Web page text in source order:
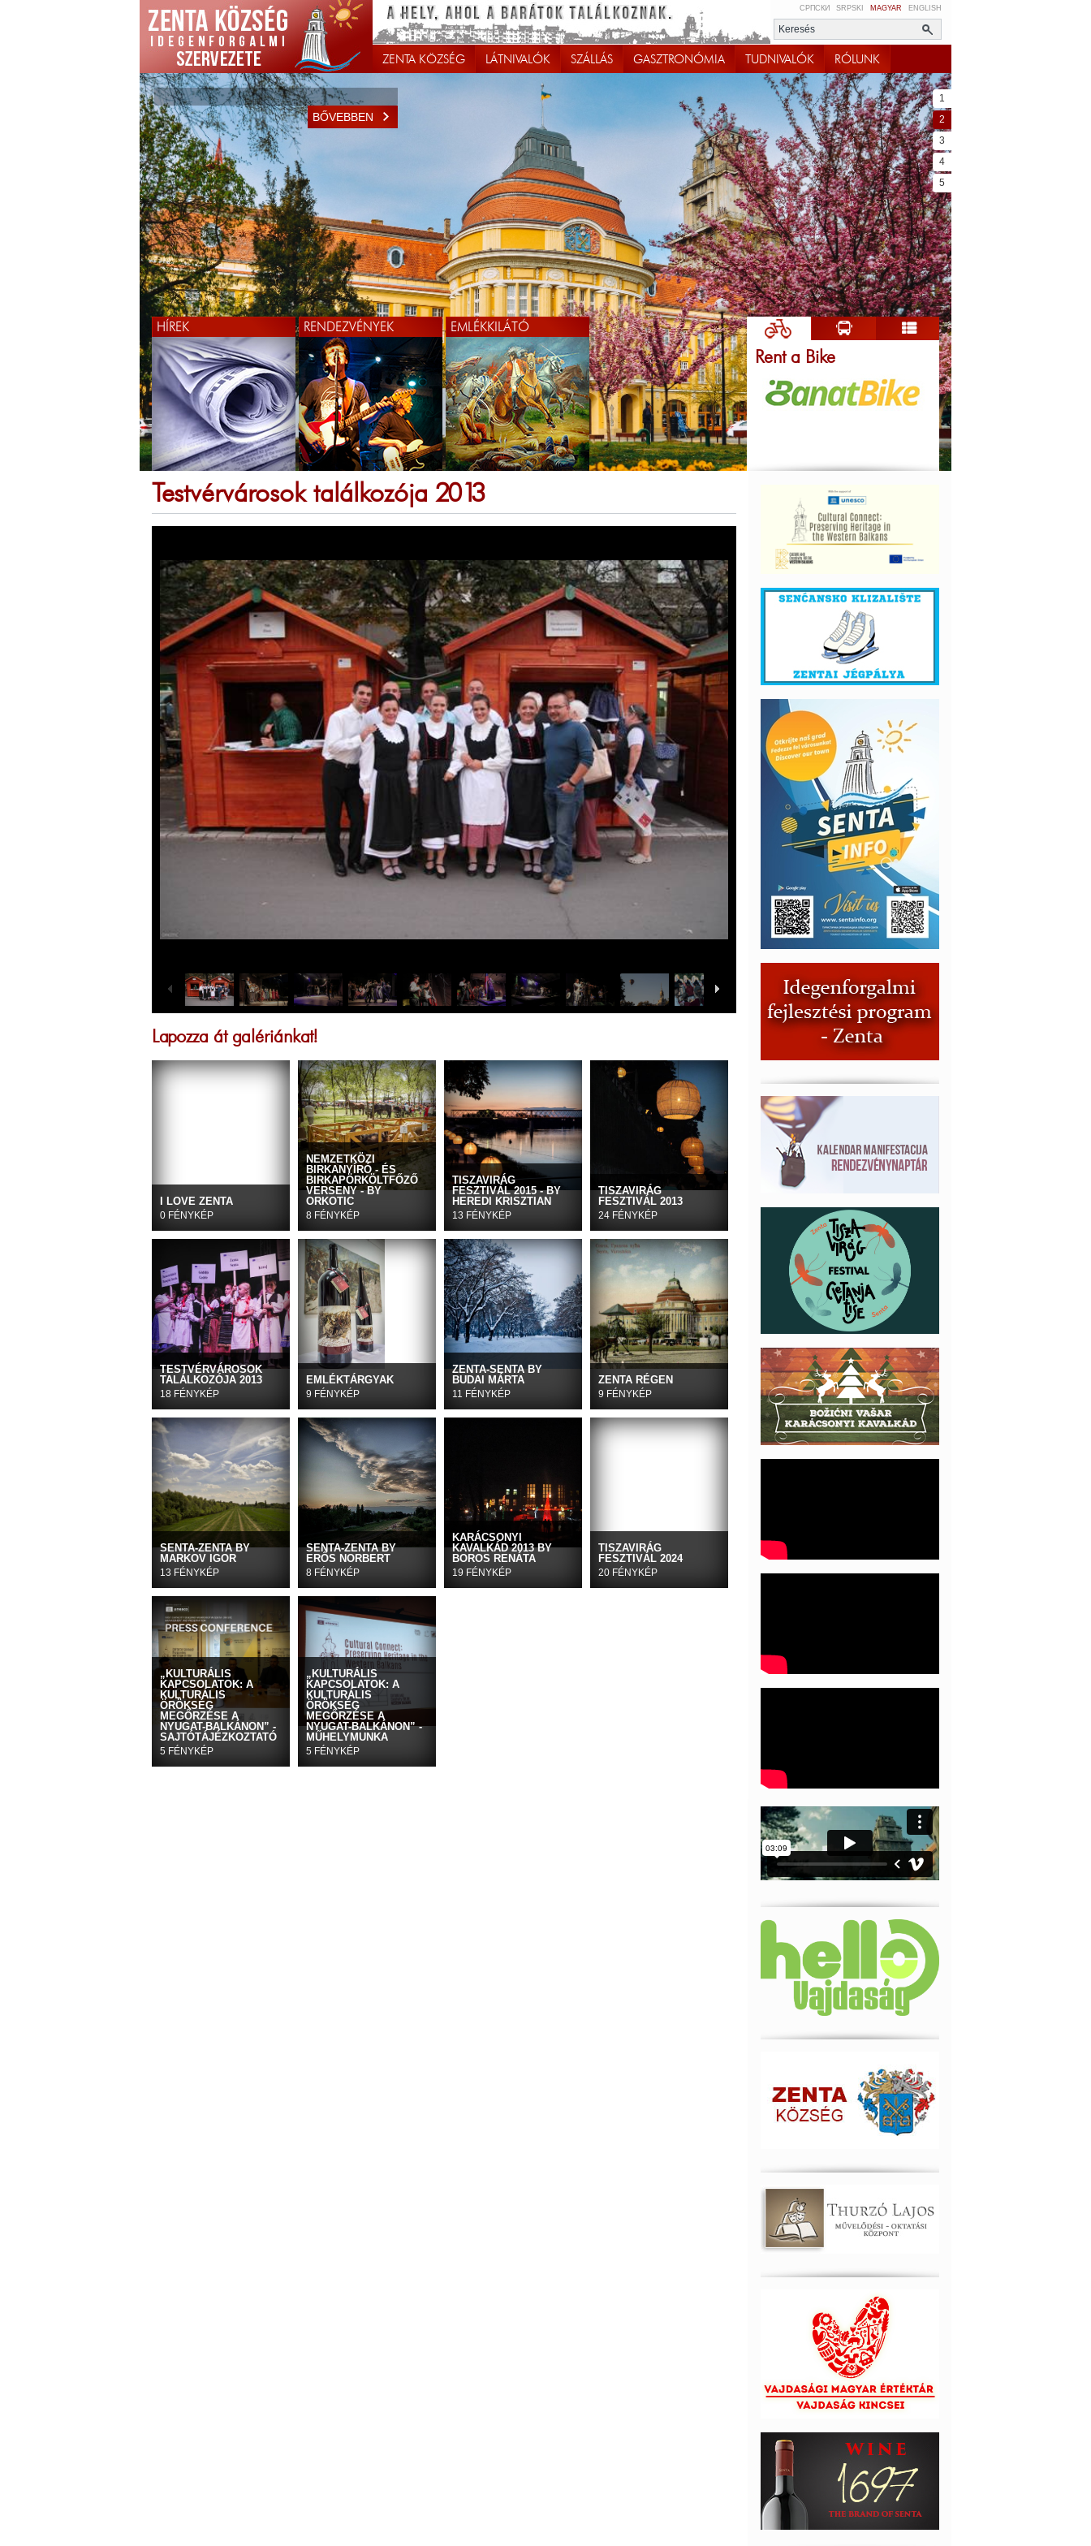
СРПСКИ SRPSKI MAGYAR ENGLISH
ZENTA KÖZSÉG LÁTNIVALÓK SZÁLLÁS GASZTRONÓMIA TUDNIVALÓK RÓLUNK
BŐVEBBEN
KÖSZÖNTJÜK ÖNÖKET
WEBOLDALUNKON!
1
2
3
4
5
HÍREK RENDEZVÉNYEK EMLÉKKILÁTÓ
Rent a Bike
Testvérvárosok találkozója 2013
Lapozza át galériánkat!
I LOVE ZENTA
0 FÉNYKÉP
NEMZETKÖZI
BIRKANYÍRÓ - ÉS
BIRKAPÖRKÖLTFŐZŐ
VERSENY - BY
ORKOTIC
8 FÉNYKÉP
TISZAVIRÁG
FESZTIVÁL 2015 - BY
HEREDI KRISZTIAN
13 FÉNYKÉP
TISZAVIRÁG
FESZTIVÁL 2013
24 FÉNYKÉP
TESTVÉRVÁROSOK
TALÁLKOZÓJA 2013
18 FÉNYKÉP
EMLÉKTÁRGYAK
9 FÉNYKÉP
ZENTA-SENTA BY
BUDAI MÁRTA
11 FÉNYKÉP
ZENTA RÉGEN
9 FÉNYKÉP
SENTA-ZENTA BY
MARKOV IGOR
13 FÉNYKÉP
SENTA-ZENTA BY
ERŐS NORBERT
8 FÉNYKÉP
KARÁCSONYI
KAVALKÁD 2013 BY
BOROS RENÁTA
19 FÉNYKÉP
TISZAVIRÁG
FESZTIVÁL 2024
20 FÉNYKÉP
„KULTURÁLIS
KAPCSOLATOK: A
KULTURÁLIS
ÖRÖKSÉG
MEGŐRZÉSE A
NYUGAT-BALKÁNON” -
SAJTÓTÁJÉZKOZTATÓ
5 FÉNYKÉP
„KULTURÁLIS
KAPCSOLATOK: A
KULTURÁLIS
ÖRÖKSÉG
MEGŐRZÉSE A
NYUGAT-BALKÁNON” -
MŰHELYMUNKA
5 FÉNYKÉP